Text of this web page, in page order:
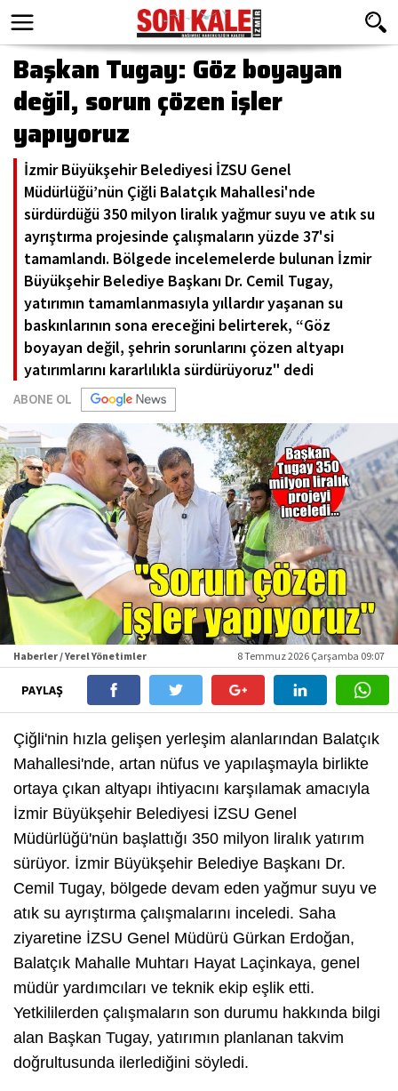
Başkan Tugay: Göz boyayan
değil, sorun çözen işler
yapıyoruz
İzmir Büyükşehir Belediyesi İZSU Genel
Müdürlüğü’nün Çiğli Balatçık Mahallesi'nde
sürdürdüğü 350 milyon liralık yağmur suyu ve atık su
ayrıştırma projesinde çalışmaların yüzde 37'si
tamamlandı. Bölgede incelemelerde bulunan İzmir
Büyükşehir Belediye Başkanı Dr. Cemil Tugay,
yatırımın tamamlanmasıyla yıllardır yaşanan su
baskınlarının sona ereceğini belirterek, “Göz
boyayan değil, şehrin sorunlarını çözen altyapı
yatırımlarını kararlılıkla sürdürüyoruz" dedi
ABONE OL
Haberler / Yerel Yönetimler 8 Temmuz 2026 Çarşamba 09:07
PAYLAŞ
Çiğli'nin hızla gelişen yerleşim alanlarından Balatçık
Mahallesi'nde, artan nüfus ve yapılaşmayla birlikte
ortaya çıkan altyapı ihtiyacını karşılamak amacıyla
İzmir Büyükşehir Belediyesi İZSU Genel
Müdürlüğü'nün başlattığı 350 milyon liralık yatırım
sürüyor. İzmir Büyükşehir Belediye Başkanı Dr.
Cemil Tugay, bölgede devam eden yağmur suyu ve
atık su ayrıştırma çalışmalarını inceledi. Saha
ziyaretine İZSU Genel Müdürü Gürkan Erdoğan,
Balatçık Mahalle Muhtarı Hayat Laçinkaya, genel
müdür yardımcıları ve teknik ekip eşlik etti.
Yetkililerden çalışmaların son durumu hakkında bilgi
alan Başkan Tugay, yatırımın planlanan takvim
doğrultusunda ilerlediğini söyledi.